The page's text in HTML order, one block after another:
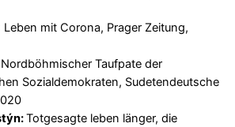
Leben mit Corona, Prager Zeitung,
Nordböhmischer Taufpate der
Sozialdemokraten, Sudetendeutsche
Totgesagte leben länger, die